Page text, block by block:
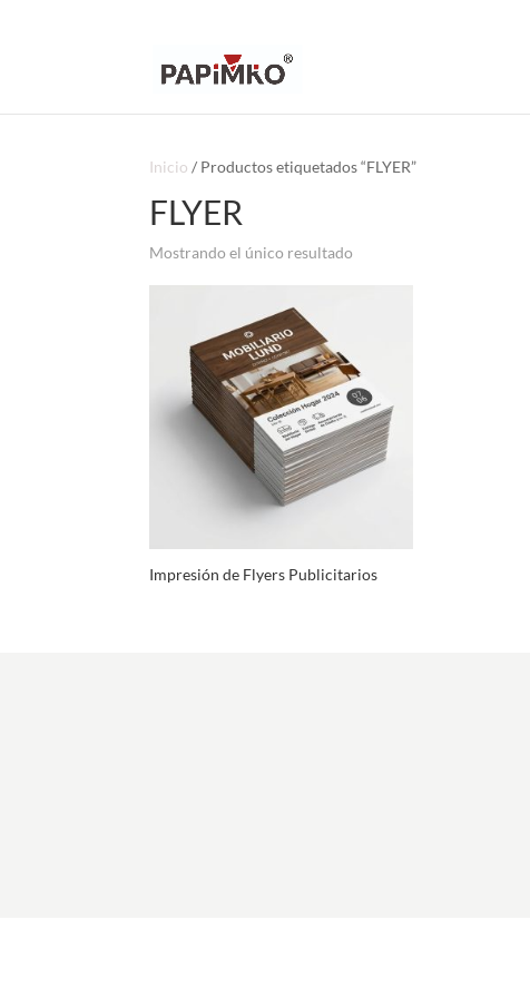
Inicio / Productos etiquetados “FLYER”
FLYER
Mostrando el único resultado
Impresión de Flyers Publicitarios